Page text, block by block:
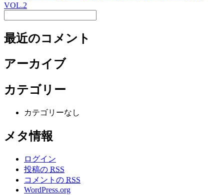
VOL.2
最近のコメント
アーカイブ
カテゴリー
カテゴリーなし
メタ情報
ログイン
投稿の RSS
コメントの RSS
WordPress.org